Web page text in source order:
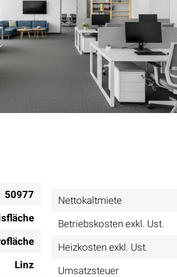
50977
Linz
Nettokaltmiete
Betriebskosten exkl. Ust.
Heizkosten exkl. Ust.
Umsatzsteuer